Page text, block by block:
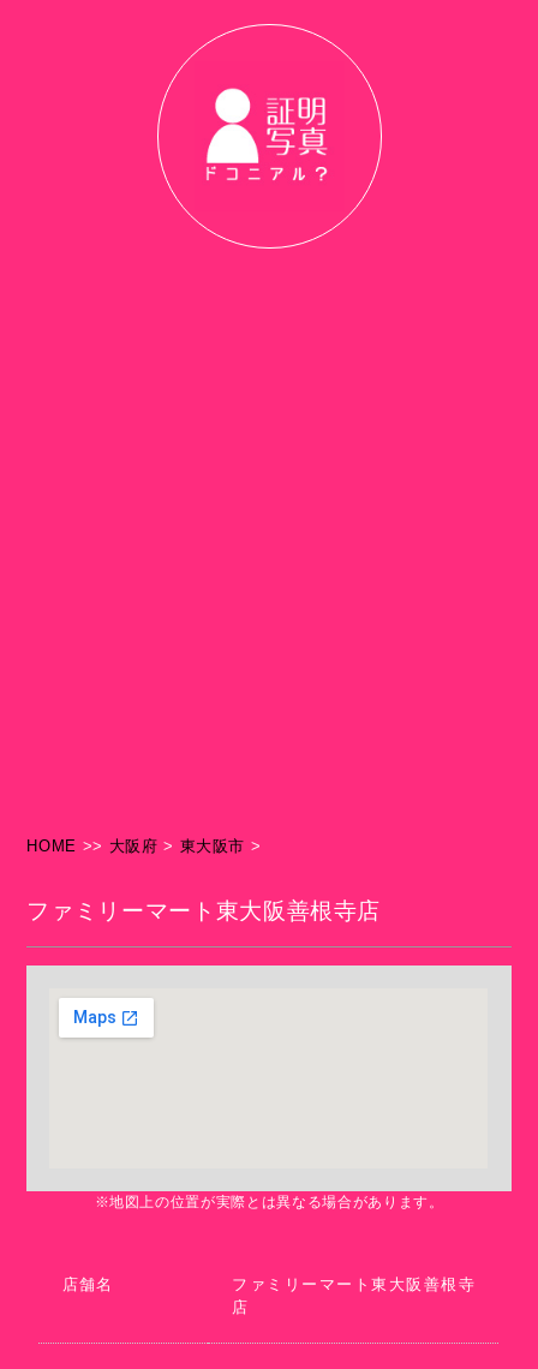
HOME >> 大阪府 > 東大阪市 >
ファミリーマート東大阪善根寺店
※地図上の位置が実際とは異なる場合があります。
店舗名
ファミリーマート東大阪善根寺
店